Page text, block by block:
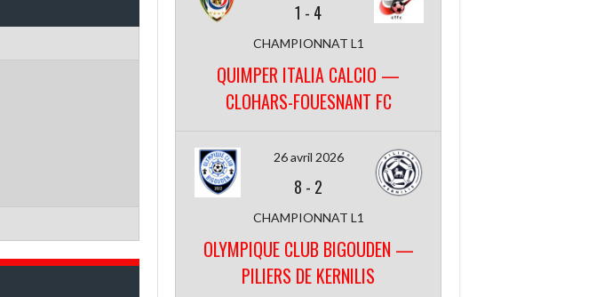
1 - 4
CHAMPIONNAT L1
QUIMPER ITALIA CALCIO —
CLOHARS-FOUESNANT FC
26 avril 2026
8 - 2
CHAMPIONNAT L1
OLYMPIQUE CLUB BIGOUDEN —
PILIERS DE KERNILIS